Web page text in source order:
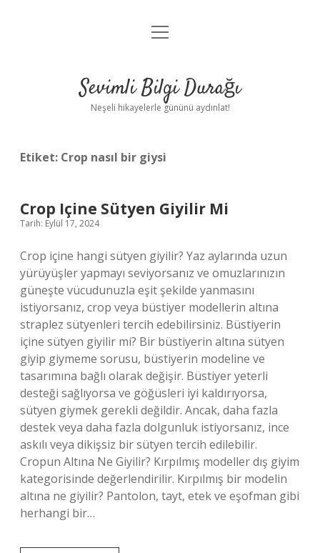
Anasayfa
Yasal Uyarı
menüyü
Sevimli Bilgi Durağı
Neşeli hikayelerle gününü aydınlat!
Etiket: Crop nasıl bir giysi
Crop Içine Sütyen Giyilir Mi
Tarih: Eylül 17, 2024
Crop içine hangi sütyen giyilir? Yaz aylarında uzun
yürüyüşler yapmayı seviyorsanız ve omuzlarınızın
güneşte vücudunuzla eşit şekilde yanmasını
istiyorsanız, crop veya büstiyer modellerin altına
straplez sütyenleri tercih edebilirsiniz. Büstiyerin
içine sütyen giyilir mi? Bir büstiyerin altına sütyen
giyip giymeme sorusu, büstiyerin modeline ve
tasarımına bağlı olarak değişir. Büstiyer yeterli
desteği sağlıyorsa ve göğüsleri iyi kaldırıyorsa,
sütyen giymek gerekli değildir. Ancak, daha fazla
destek veya daha fazla dolgunluk istiyorsanız, ince
askılı veya dikişsiz bir sütyen tercih edilebilir.
Cropun Altına Ne Giyilir? Kırpılmış modeller dış giyim
kategorisinde değerlendirilir. Kırpılmış bir modelin
altına ne giyilir? Pantolon, tayt, etek ve eşofman gibi
herhangi bir…